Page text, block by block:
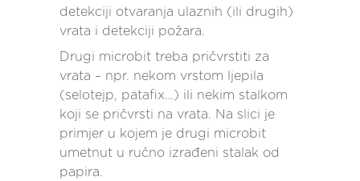
detekciji otvaranja ulaznih (ili drugih)
vrata i detekciji požara.
Drugi microbit treba pričvrstiti za
vrata – npr. nekom vrstom ljepila
(selotejp, patafix…) ili nekim stalkom
koji se pričvrsti na vrata. Na slici je
primjer u kojem je drugi microbit
umetnut u ručno izrađeni stalak od
papira.